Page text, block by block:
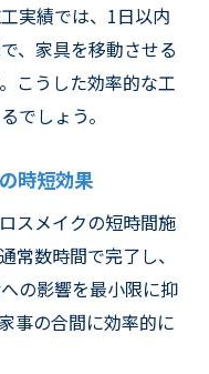
させるための手順
例とその対策方
的リフォームの
活用が進む理由
のリフォームが変
実績では、1日以内
、家具を移動させる
こうした効率的な工
でしょう。
時短効果
スメイクの短時間施
常数時間で完了し、
の影響を最小限に抑
事の合間に効率的に